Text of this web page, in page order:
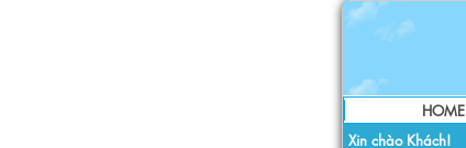
HOME
Xin chào Khách!